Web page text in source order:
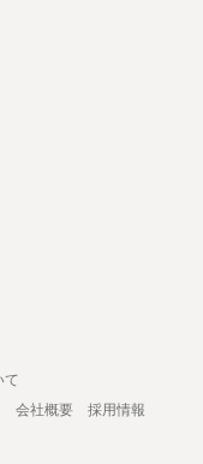
て
会社概要
採用情報